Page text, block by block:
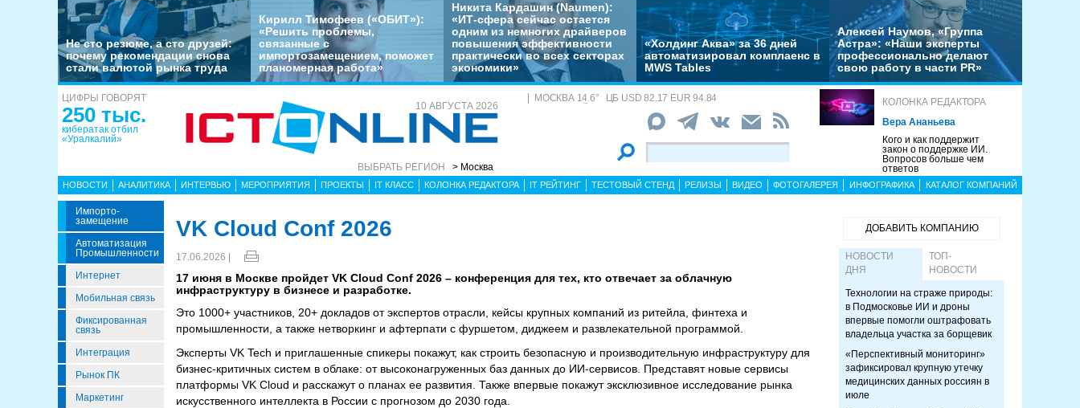
Не сто резюме, а сто друзей:
почему рекомендации снова
стали валютой рынка труда
Кирилл Тимофеев («ОБИТ»):
«Решить проблемы,
связанные с
импортозамещением, поможет
планомерная работа»
Никита Кардашин (Naumen):
«ИТ-сфера сейчас остается
одним из немногих драйверов
повышения эффективности
практически во всех секторах
экономики»
«Холдинг Аква» за 36 дней
автоматизировал комплаенс в
MWS Tables
Алексей Наумов, «Группа
Астра»: «Наши эксперты
профессионально делают
свою работу в части PR»
ЦИФРЫ ГОВОРЯТ
250 тыс.
кибератак отбил
«Уралкалий»
10 АВГУСТА 2026
ВЫБРАТЬ РЕГИОН > Москва
МОСКВА 14.6° ЦБ USD 82.17 EUR 94.84
КОЛОНКА РЕДАКТОРА
Вера Ананьева
Кого и как поддержит
закон о поддержке ИИ.
Вопросов больше чем
ответов
НОВОСТИ АНАЛИТИКА ИНТЕРВЬЮ МЕРОПРИЯТИЯ ПРОЕКТЫ IT КЛАСС КОЛОНКА РЕДАКТОРА IT РЕЙТИНГ ТЕСТОВЫЙ СТЕНД РЕЛИЗЫ ВИДЕО ФОТОГАЛЕРЕЯ ИНФОГРАФИКА КАТАЛОГ КОМПАНИЙ
Импорто­
Замещение
Автоматизация
Промышленности
Интернет
Мобильная связь
Фиксированная
связь
Интеграция
Рынок ПК
Маркетинг
VK Cloud Conf 2026
17.06.2026 |
17 июня в Москве пройдет VK Cloud Conf 2026 – конференция для тех, кто отвечает за облачную
инфраструктуру в бизнесе и разработке.
Это 1000+ участников, 20+ докладов от экспертов отрасли, кейсы крупных компаний из ритейла, финтеха и
промышленности, а также нетворкинг и афтерпати с фуршетом, диджеем и развлекательной программой.
Эксперты VK Tech и приглашенные спикеры покажут, как строить безопасную и производительную инфраструктуру для
бизнес-критичных систем в облаке: от высоконагруженных баз данных до ИИ-сервисов. Представят новые сервисы
платформы VK Cloud и расскажут о планах ее развития. Также впервые покажут эксклюзивное исследование рынка
искусственного интеллекта в России с прогнозом до 2030 года.
ДОБАВИТЬ КОМПАНИЮ
НОВОСТИ
ДНЯ
ТОП-
НОВОСТИ
Технологии на страже природы:
в Подмосковье ИИ и дроны
впервые помогли оштрафовать
владельца участка за борщевик
«Перспективный мониторинг»
зафиксировал крупную утечку
медицинских данных россиян в
июле